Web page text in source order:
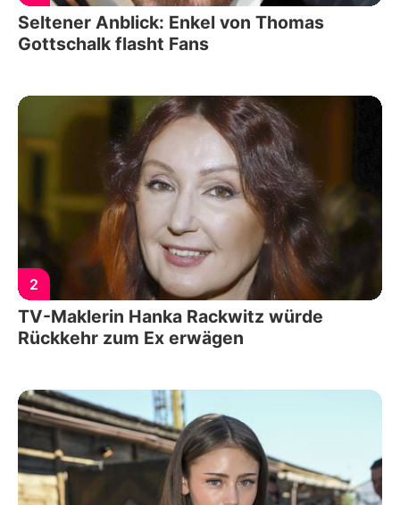
Seltener Anblick: Enkel von Thomas
Gottschalk flasht Fans
2
TV-Maklerin Hanka Rackwitz würde
Rückkehr zum Ex erwägen